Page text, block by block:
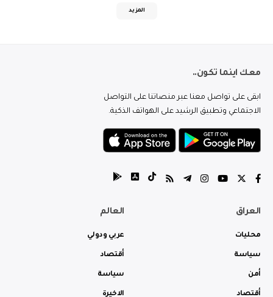
المزيد
معك اينما تكون..
ابقى على تواصل معنا عبر منصاتنا على التواصل
الاجتماعي وتطبيق الرشيد على الهواتف الذكية.
العراق
محليات
سياسة
أمن
أقتصاد
العالم
عربي ودولي
أقتصاد
سياسة
الاخيرة